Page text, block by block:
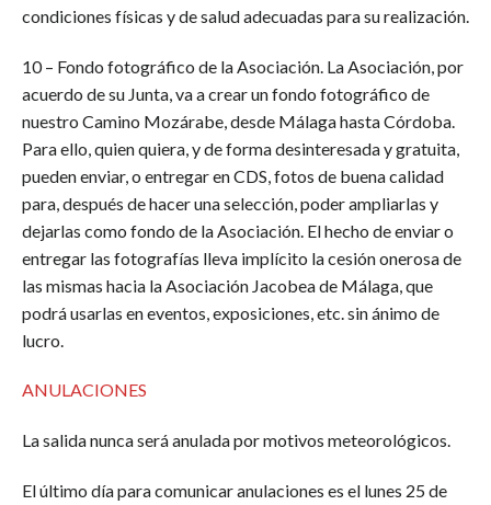
condiciones físicas y de salud adecuadas para su realización.
10 – Fondo fotográfico de la Asociación. La Asociación, por
acuerdo de su Junta, va a crear un fondo fotográfico de
nuestro Camino Mozárabe, desde Málaga hasta Córdoba.
Para ello, quien quiera, y de forma desinteresada y gratuita,
pueden enviar, o entregar en CDS, fotos de buena calidad
para, después de hacer una selección, poder ampliarlas y
dejarlas como fondo de la Asociación. El hecho de enviar o
entregar las fotografías lleva implícito la cesión onerosa de
las mismas hacia la Asociación Jacobea de Málaga, que
podrá usarlas en eventos, exposiciones, etc. sin ánimo de
lucro.
ANULACIONES
La salida nunca será anulada por motivos meteorológicos.
El último día para comunicar anulaciones es el lunes 25 de